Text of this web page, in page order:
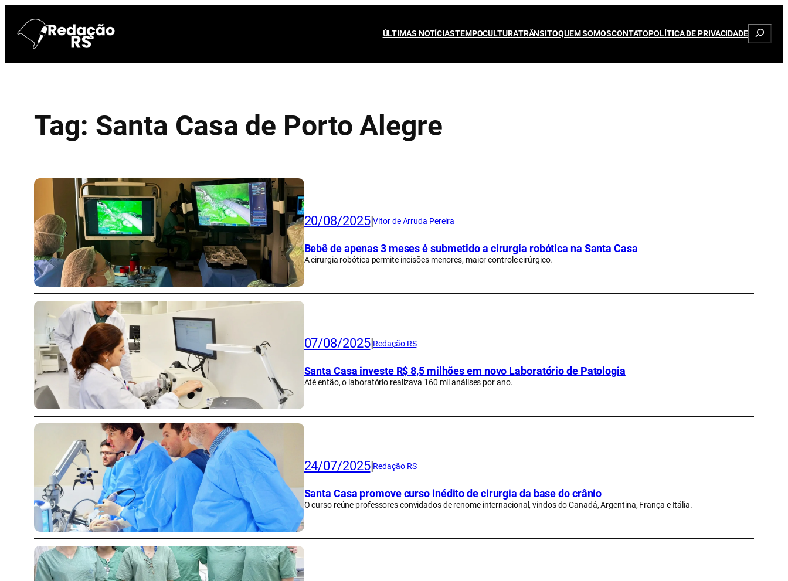
para
conteúdo
ÚLTIMAS NOTÍCIASTEMPOCULTURATRÂNSITOQUEM SOMOSCONTATOPOLÍTICA DE PRIVACIDADE
Tag: Santa Casa de Porto Alegre
20/08/2025|Vitor de Arruda Pereira
Bebê de apenas 3 meses é submetido a cirurgia robótica na Santa Casa
A cirurgia robótica permite incisões menores, maior controle cirúrgico.
07/08/2025|Redação RS
Santa Casa investe R$ 8,5 milhões em novo Laboratório de Patologia
Até então, o laboratório realizava 160 mil análises por ano.
24/07/2025|Redação RS
Santa Casa promove curso inédito de cirurgia da base do crânio
O curso reúne professores convidados de renome internacional, vindos do Canadá, Argentina, França e Itália.